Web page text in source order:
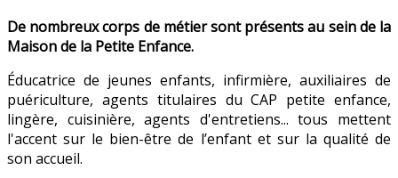
De nombreux corps de métier sont présents au sein de la
Maison de la Petite Enfance.
Éducatrice de jeunes enfants, infirmière, auxiliaires de
puériculture, agents titulaires du CAP petite enfance,
lingère, cuisinière, agents d'entretiens... tous mettent
l'accent sur le bien-être de l’enfant et sur la qualité de
son accueil.